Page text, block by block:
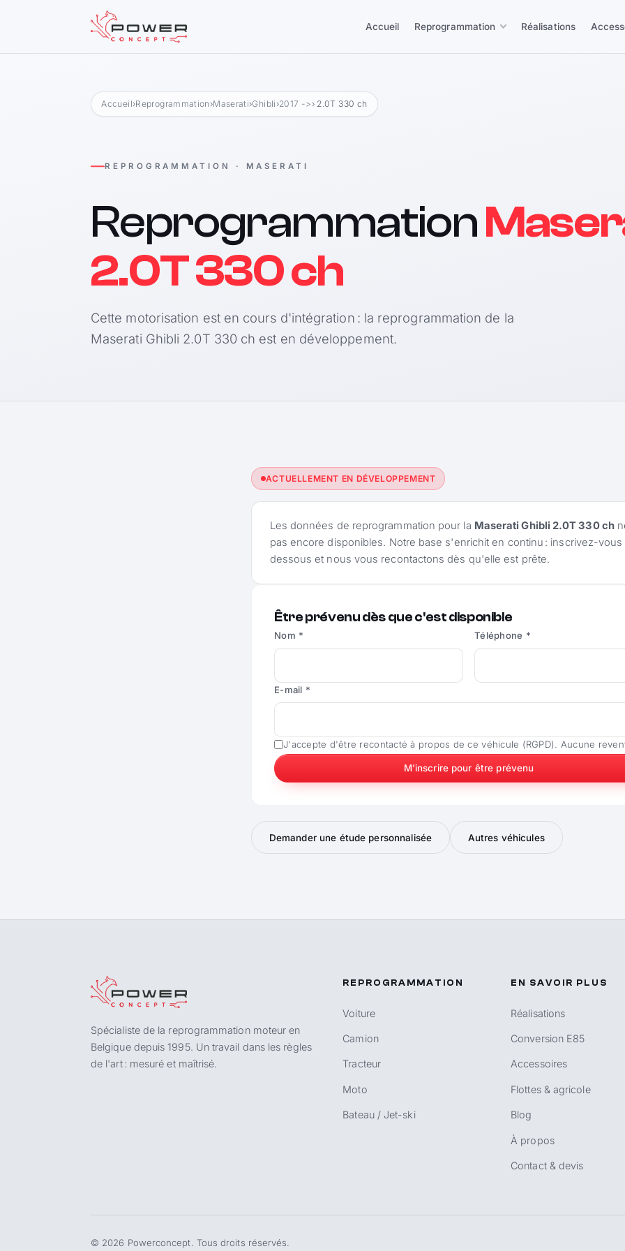
Accueil Reprogrammation Réalisations
Accueil›Reprogrammation ›Maserati›Ghibli ›2017 -> › 2.0T 330 ch
REPROGRAMMATION · MASERATI
Reprogrammation
2.0T 330 ch
Cette motorisation est en cours d'intégration : la reprogrammation de la
Maserati Ghibli 2.0T 330 ch est en développement.
ACTUELLEMENT EN DÉVELOPPEMENT
Les données de reprogrammation pour la Maserati Ghibli 2.0T 330 ch
pas encore disponibles. Notre base s'enrichit en continu : inscrivez-
dessous et nous vous recontactons dès qu'elle est prête.
Être prévenu dès que c'est disponible
Nom * Téléphone *
E-mail *
J'accepte d'être recontacté à propos de ce véhicule (RGPD). Aucune
M'inscrire pour être prévenu
Demander une étude personnalisée Autres véhicules
Spécialiste de la reprogrammation moteur en
Belgique depuis 1995. Un travail dans les règles
de l'art : mesuré et maîtrisé.
REPROGRAMMATION
Voiture
Camion
Tracteur
Moto
Bateau / Jet-ski
EN SAVOIR PLUS
Réalisations
Conversion E85
Accessoires
Flottes & agricole
Blog
À propos
Contact & devis
© 2026 Powerconcept. Tous droits réservés.